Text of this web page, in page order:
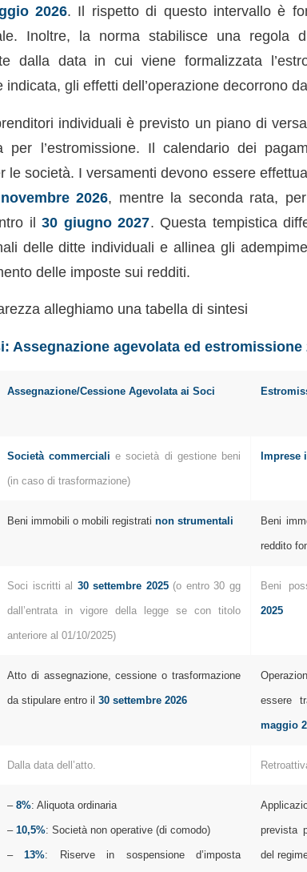
2026. Il rispetto di questo intervallo è
Inoltre, la norma stabilisce una regola
dalla data in cui viene formalizzata
indicata, gli effetti dell’operazione decorrono
individuali è previsto un piano di
per l’estromissione. Il calendario dei
le società. I versamenti devono essere
2026, mentre la seconda rata,
il30 giugno 2027. Questa tempistica
delle ditte individuali e allinea gli
delle imposte sui redditi.
alleghiamo una tabella di sintesi
Assegnazione agevolata ed estromissione
Assegnazione/Cessione Agevolata ai Soci
Società commerciali e società di gestione beni
(in caso di trasformazione)
Imprese
Beni immobili o mobili registrati non strumentali Beni
reddito
Soci iscritti al 30 settembre 2025(o entro 30 gg
dall’entrata in vigore della legge se con titolo
anteriore al 01/10/2025)
Beni
2025
Atto di assegnazione, cessione o trasformazione
da stipulare entro il 30 settembre 2026 essere
maggio
Dalla data dell’atto.
– 8%: Aliquota ordinaria
– 10,5%: Società non operative (di comodo)
–13%: Riserve in sospensione d’imposta
prevista
del